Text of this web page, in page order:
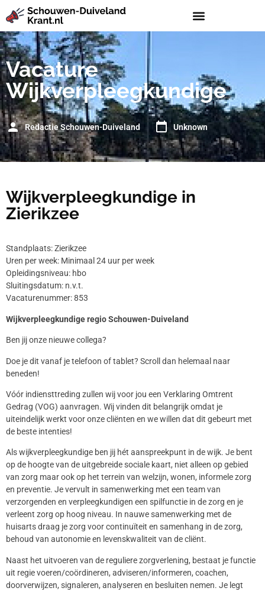
Vacature
Wijkverpleegkundige
Redactie Schouwen-Duiveland Unknown
Wijkverpleegkundige in
Zierikzee
Standplaats: Zierikzee
Uren per week: Minimaal 24 uur per week
Opleidingsniveau: hbo
Sluitingsdatum: n.v.t.
Vacaturenummer: 853
Wijkverpleegkundige regio Schouwen-Duiveland
Ben jij onze nieuwe collega?
Doe je dit vanaf je telefoon of tablet? Scroll dan helemaal naar
beneden!
Vóór indiensttreding zullen wij voor jou een Verklaring Omtrent
Gedrag (VOG) aanvragen. Wij vinden dit belangrijk omdat je
uiteindelijk werkt voor onze cliënten en we willen dat dit gebeurt met
de beste intenties!
Als wijkverpleegkundige ben jij hét aanspreekpunt in de wijk. Je bent
op de hoogte van de uitgebreide sociale kaart, niet alleen op gebied
van zorg maar ook op het terrein van welzijn, wonen, informele zorg
en preventie. Je vervult in samenwerking met een team van
verzorgenden en verpleegkundigen een spilfunctie in de zorg en je
verleent zorg op hoog niveau. In nauwe samenwerking met de
huisarts draag je zorg voor continuïteit en samenhang in de zorg,
behoud van autonomie en levenskwaliteit van de cliënt.
Naast het uitvoeren van de reguliere zorgverlening, bestaat je functie
uit regie voeren/coördineren, adviseren/informeren, coachen,
doorverwijzen, signaleren, analyseren en besluiten nemen. Je legt